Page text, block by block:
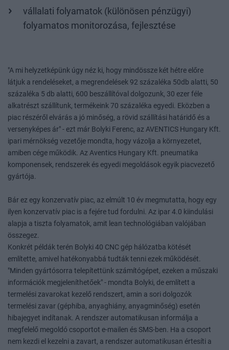
vállalati folyamatok (különösen pénzügyi)
folyamatos monitorozása, fejlesztése
"A mi helyzetképünk úgy néz ki, hogy mindössze két hétre előre
látjuk a rendeléseket, a megrendelések 92 százaléka 50db alatti, 50
százaléka 5 db alatti, 600 beszállítóval dolgozunk, 30 ezer féle
alkatrészt szállítunk, termékeink 70 százaléka egyedi. Eközben a
piac részéről elvárás a jó minőség, a rövid szállítási határidő és a
versenyképes ár" - ezt már Bolyki Ferenc, az AVENTICS Hungary Kft.
ipari mérnökség vezetője mondta, hogy vázolja a környezetet,
amiben cége működik. Az Aventics Hungary Kft. pneumatika
komponensek, rendszerek és egyedi megoldások egyik piacvezető
gyártója.
Bár ez egy konzervatív piac, az elmúlt 10 év megmutatta, hogy egy
ilyen konzervatív piac is a fejére tud fordulni. Az ipar 4.0 kiindulási
alapja a tiszta folyamatok, amit lean technológiában valójában
összegez.
Konkrét példák terén Bolyki 40 CNC gép hálózatba kötését
említette, amivel hatékonyabbá tudták tenni ezek működését.
"Minden gyártósorra telepítettünk számítógépet, ezeken a műszaki
információk megjeleníthetőek" - mondta Bolyki, de említett a
termelési zavarokat kezelő rendszert, amin a sori dolgozók
termelési zavar (géphiba, anyaghiány, anyagminőség) esetén
hibajegyet indítanak. A rendszer automatikusan informálja a
megfelelő megoldó csoportot e-mailen és SMS-ben. Ha a csoport
nem kezdi el kezelni a zavart, a rendszer automatikusan értesíti a